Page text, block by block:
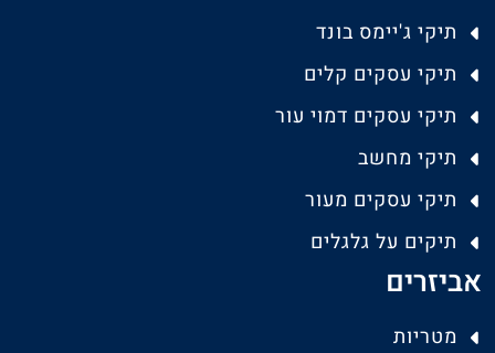
תיקי ג'יימס בונד
תיקי עסקים קלים
תיקי עסקים דמוי עור
תיקי מחשב
תיקי עסקים מעור
תיקים על גלגלים
אביזרים
מטריות